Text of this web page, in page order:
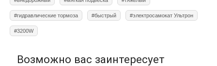
#гидравлические тормоза #быстрый #электросамокат Ультрон
#3200W
Возможно вас заинтересует